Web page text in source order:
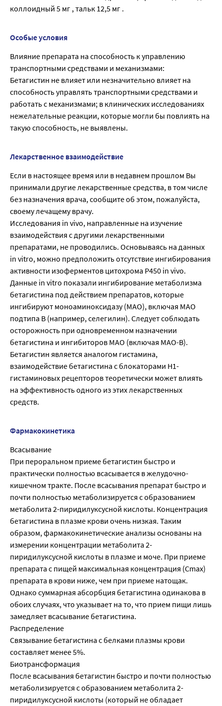
коллоидный 5 мг , тальк 12,5 мг .
Особые условия
Влияние препарата на способность к управлению
транспортными средствами и механизмами:
Бетагистин не влияет или незначительно влияет на
способность управлять транспортными средствами и
работать с механизмами; в клинических исследованиях
нежелательные реакции, которые могли бы повлиять на
такую способность, не выявлены.
Лекарственное взаимодействие
Если в настоящее время или в недавнем прошлом Вы
принимали другие лекарственные средства, в том числе
без назначения врача, сообщите об этом, пожалуйста,
своему лечащему врачу.
Исследования in vivo, направленные на изучение
взаимодействия с другими лекарственными
препаратами, не проводились. Основываясь на данных
in vitro, можно предположить отсутствие ингибирования
активности изоферментов цитохрома Р450 in vivo.
Данные in vitro показали ингибирование метаболизма
бетагистина под действием препаратов, которые
ингибируют моноаминоксидазу (МАО), включая МАО
подтипа В (например, селегилин). Следует соблюдать
осторожность при одновременном назначении
бетагистина и ингибиторов МАО (включая МАО-В).
Бетагистин является аналогом гистамина,
взаимодействие бетагистина с блокаторами Н1-
гистаминовых рецепторов теоретически может влиять
на эффективность одного из этих лекарственных
средств.
Фармакокинетика
Всасывание
При пероральном приеме бетагистин быстро и
практически полностью всасывается в желудочно-
кишечном тракте. После всасывания препарат быстро и
почти полностью метаболизируется с образованием
метаболита 2-пиридилуксусной кислоты. Концентрация
бетагистина в плазме крови очень низкая. Таким
образом, фармакокинетические анализы основаны на
измерении концентрации метаболита 2-
пиридилуксусной кислоты в плазме и моче. При приеме
препарата с пищей максимальная концентрация (Сmах)
препарата в крови ниже, чем при приеме натощак.
Однако суммарная абсорбция бетагистина одинакова в
обоих случаях, что указывает на то, что прием пищи лишь
замедляет всасывание бетагистина.
Распределение
Связывание бетагистина с белками плазмы крови
составляет менее 5%.
Биотрансформация
После всасывания бетагистин быстро и почти полностью
метаболизируется с образованием метаболита 2-
пиридилуксусной кислоты (который не обладает